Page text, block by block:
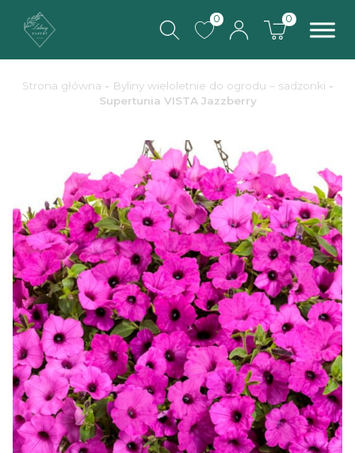
0 0
Strona główna - Byliny wieloletnie do ogrodu – sadzonki -
Supertunia VISTA Jazzberry